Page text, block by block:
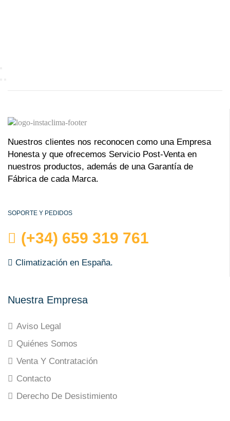
Nuestros clientes nos reconocen como una Empresa
Honesta y que ofrecemos Servicio Post-Venta en
nuestros productos, además de una Garantía de
Fábrica de cada Marca.
SOPORTE Y PEDIDOS
(+34) 659 319 761
Climatización en España.
Nuestra Empresa
Aviso Legal
Quiénes Somos
Venta Y Contratación
Contacto
Derecho De Desistimiento